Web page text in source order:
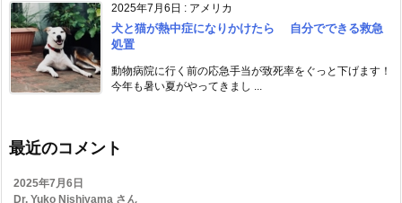
2025年7月6日 : アメリカ
犬と猫が熱中症になりかけたら 自分でできる救急
処置
動物病院に行く前の応急手当が致死率をぐっと下げます！
今年も暑い夏がやってきまし ...
最近のコメント
2025年7月6日
Dr. Yuko Nishiyama さん